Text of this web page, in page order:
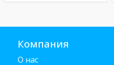
Компания
О нас